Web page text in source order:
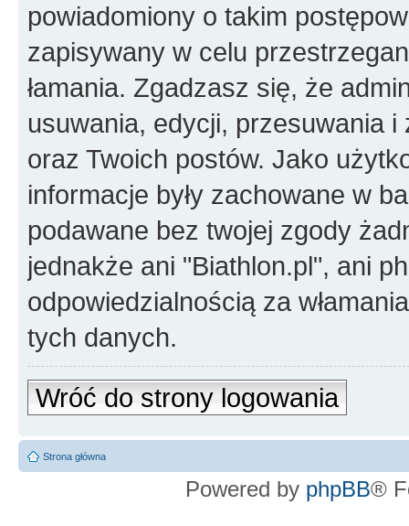
powiadomiony o takim
zapisywany w celu
łamania. Zgadzasz się, że
usuwania, edycji, przesuwania
oraz Twoich postów. Jako
informacje były zachowane w
podawane bez twojej zgody
jednakże ani "Biathlon.pl", ani
odpowiedzialnością za
tych danych.
Wróć do strony logowania
Strona główna
Powered by phpBB®